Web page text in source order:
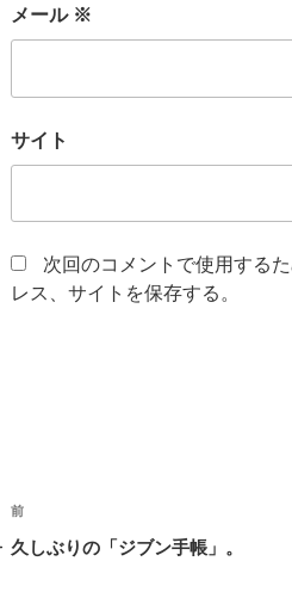
メール ※
サイト
次回のコメントで使用する
レス、サイトを保存する。
投
稿
前
の
前
久しぶりの「ジブン手帳」。